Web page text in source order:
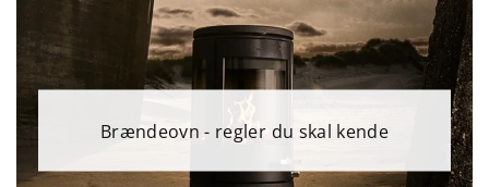
Brændeovn - regler du skal kende